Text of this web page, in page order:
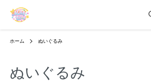
ホーム ぬいぐるみ
ぬいぐるみ